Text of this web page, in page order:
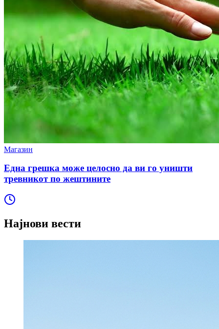
Магазин
Една грешка може целосно да ви го уништи
тревникот по жештините
Најнови вести